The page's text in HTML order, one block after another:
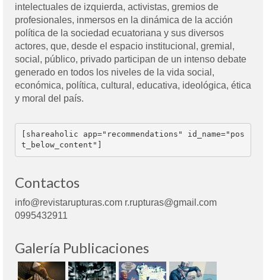
intelectuales de izquierda, activistas, gremios de
profesionales, inmersos en la dinámica de la acción
política de la sociedad ecuatoriana y sus diversos
actores, que, desde el espacio institucional, gremial,
social, público, privado participan de un intenso debate
generado en todos los niveles de la vida social,
económica, política, cultural, educativa, ideológica, ética
y moral del país.
[shareaholic app="recommendations" id_name="pos
t_below_content"]
Contactos
info@revistarupturas.com r.rupturas@gmail.com
0995432911
Galería Publicaciones